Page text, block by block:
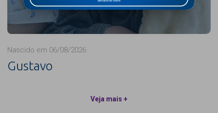
Nascido em 06/08/2026
Gustavo
Veja mais +